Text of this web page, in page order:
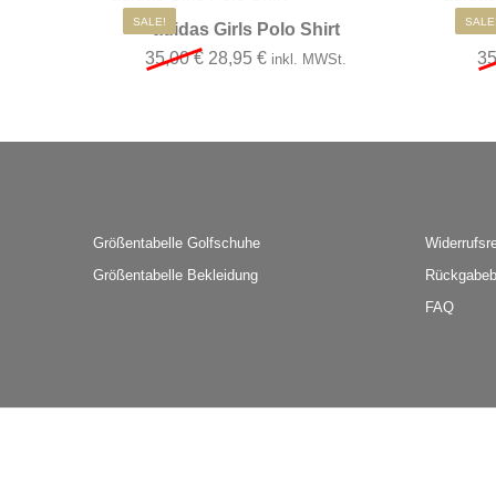
SALE!adidas Girls Polo Shirt
35,00€ Ursprünglicher Preis war: 35,00 €
28,95 €Aktueller Preis ist: 28,95 €.
inkl. MWSt.
Dieses Produkt
SALE!
Größentabelle Golfschuhe
Größentabelle Bekleidung
FAQ